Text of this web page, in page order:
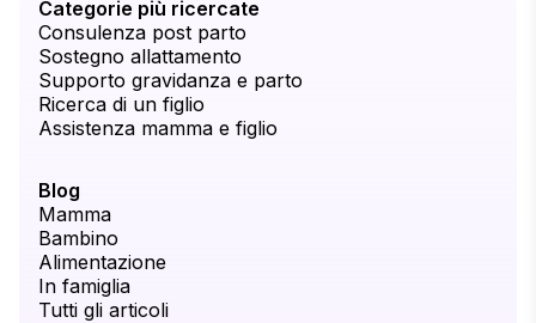
Categorie più ricercate
Consulenza post parto
Sostegno allattamento
Supporto gravidanza e parto
Ricerca di un figlio
Assistenza mamma e figlio
Blog
Mamma
Bambino
Alimentazione
In famiglia
Tutti gli articoli